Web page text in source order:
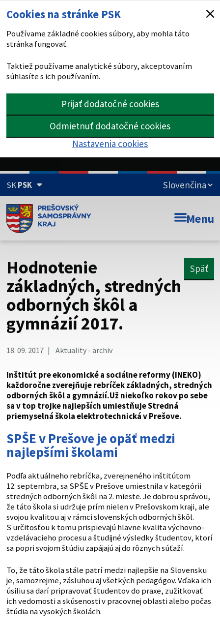
Cookies na stránke PSK
Používame základné cookies súbory, aby mohla táto
stránka fungovať.
Taktiež používame analytické súbory, akceptovaním
súhlasíte s ich používaním.
Prijať dodatočné cookies
Odmietnuť dodatočné cookies
Nastavenia cookies
SKPSK
Doména psk.sk je oficiálna
Toto je oficiálna webová stránka Prešovského
Táto stránka je zabezpečená
Buďte pozorní a vždy sa uistite, že zdieľate informácie iba
cez zabezpečenú webovú stránku. Zabezpečená stránka
vždy začína https:// pred názvom domény webového sídla.
Menu
Hodnotenie
základných, stredných
odborných škôl a
gymnázií 2017.
Späť
18. 09. 2017 Aktuality - archiv
Inštitút pre ekonomické a sociálne reformy (INEKO)
každoročne zverejňuje rebríček základných, stredných
odborných škôl a gymnázií.Už niekoľko rokov po sebe
sa v top trojke najlepších umiestňuje Stredná
priemyselná škola elektrotechnická v Prešove.
SPŠE v Prešove je opäť medzi
najlepšími školami
Podľa aktuálneho rebríčka, zverejneného inštitútom
12. septembra, sa SPŠE v Prešove umiestnila v kategórii
stredných odborných škôl na 2. mieste. Je dobrou správou,
že táto škola si udržuje prím nielen v Prešovskom kraji, ale
svojou kvalitou aj v rámci slovenských odborných škôl.
S určitosťou k tomu prispievajú hlavne kvalita výchovno-
vzdelávacieho procesu a študijné výsledky študentov, ktorí
sa popri svojom štúdiu zapájajú aj do rôznych súťaží.
To, že táto škola stále patrí medzi najlepšie na Slovensku
je, samozrejme, zásluhou aj všetkých pedagógov. Vďaka ich
úsiliu sa darí pripravovať študentov do praxe, zužitkovať
ich vedomosti a skúsenosti v pracovnej oblasti alebo počas
štúdia na vysokých školách.